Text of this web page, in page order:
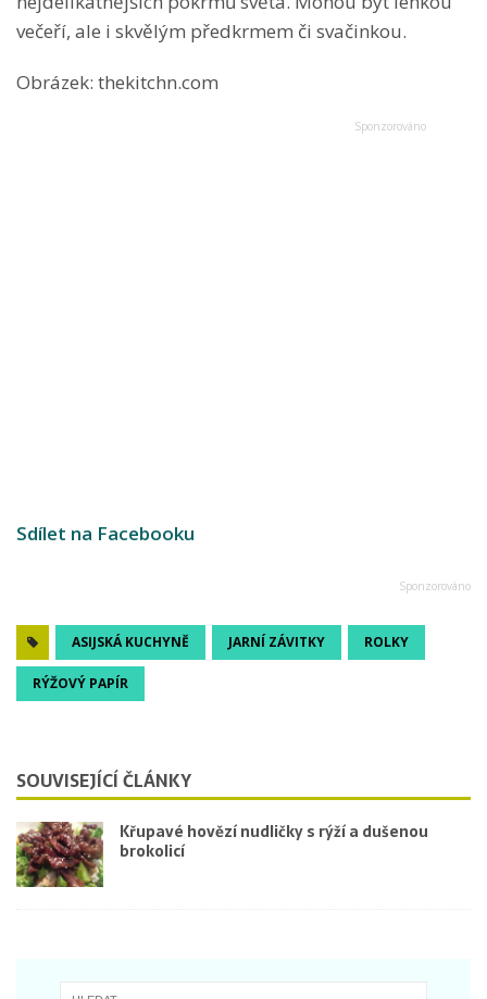
večeří, ale i skvělým předkrmem či svačinkou.
Obrázek: thekitchn.com
Sdílet na Facebooku
ASIJSKÁ KUCHYNĚ JARNÍ ZÁVITKY ROLKY
RÝŽOVÝ PAPÍR
SOUVISEJÍCÍ ČLÁNKY
Křupavé hovězí nudličky s rýží a dušenou
brokolicí